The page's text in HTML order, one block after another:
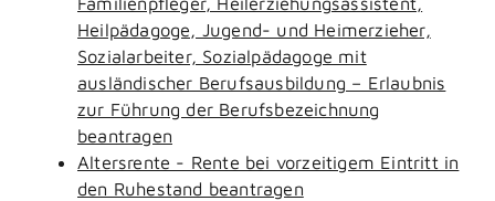
Heilpädagoge, Jugend- und Heimerzieher,
Sozialarbeiter, Sozialpädagoge mit
ausländischer Berufsausbildung – Erlaubnis
zur Führung der Berufsbezeichnung
beantragen
Altersrente - Rente bei vorzeitigem Eintritt in
den Ruhestand beantragen